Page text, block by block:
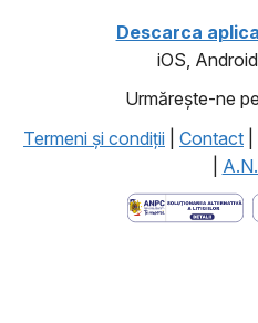
Descarca
iOS,
Urmăreşte-ne
Termeni şi condiţii
Contact